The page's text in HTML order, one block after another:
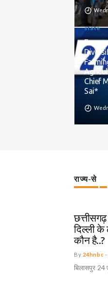
state
Chief
Sai*
राज्य-से
दिल्ली के
कौन है..?
By 24hnbc
बिलासपुर 24